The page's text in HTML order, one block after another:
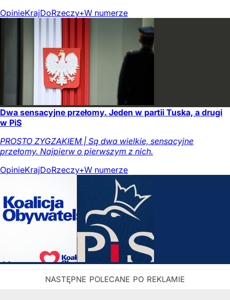
OpinieKrajDoRzeczy+W numerze
Dwa sensacyjne przełomy. Jeden w partii Tuska, a drugi
w PiS
PROSTO ZYGZAKIEM | Są dwa wielkie, sensacyjne
przełomy. Najpierw o pierwszym z nich.
OpinieKrajDoRzeczy+W numerze